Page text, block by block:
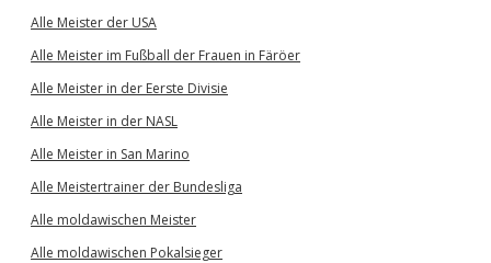
Alle Meister der USA
Alle Meister im Fußball der Frauen in Färöer
Alle Meister in der Eerste Divisie
Alle Meister in der NASL
Alle Meister in San Marino
Alle Meistertrainer der Bundesliga
Alle moldawischen Meister
Alle moldawischen Pokalsieger